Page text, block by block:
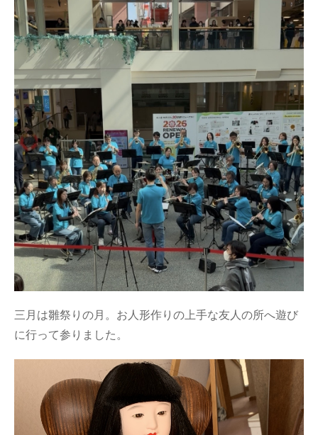
三月は雛祭りの月。お人形作りの上手な友人の所へ遊び
に行って参りました。